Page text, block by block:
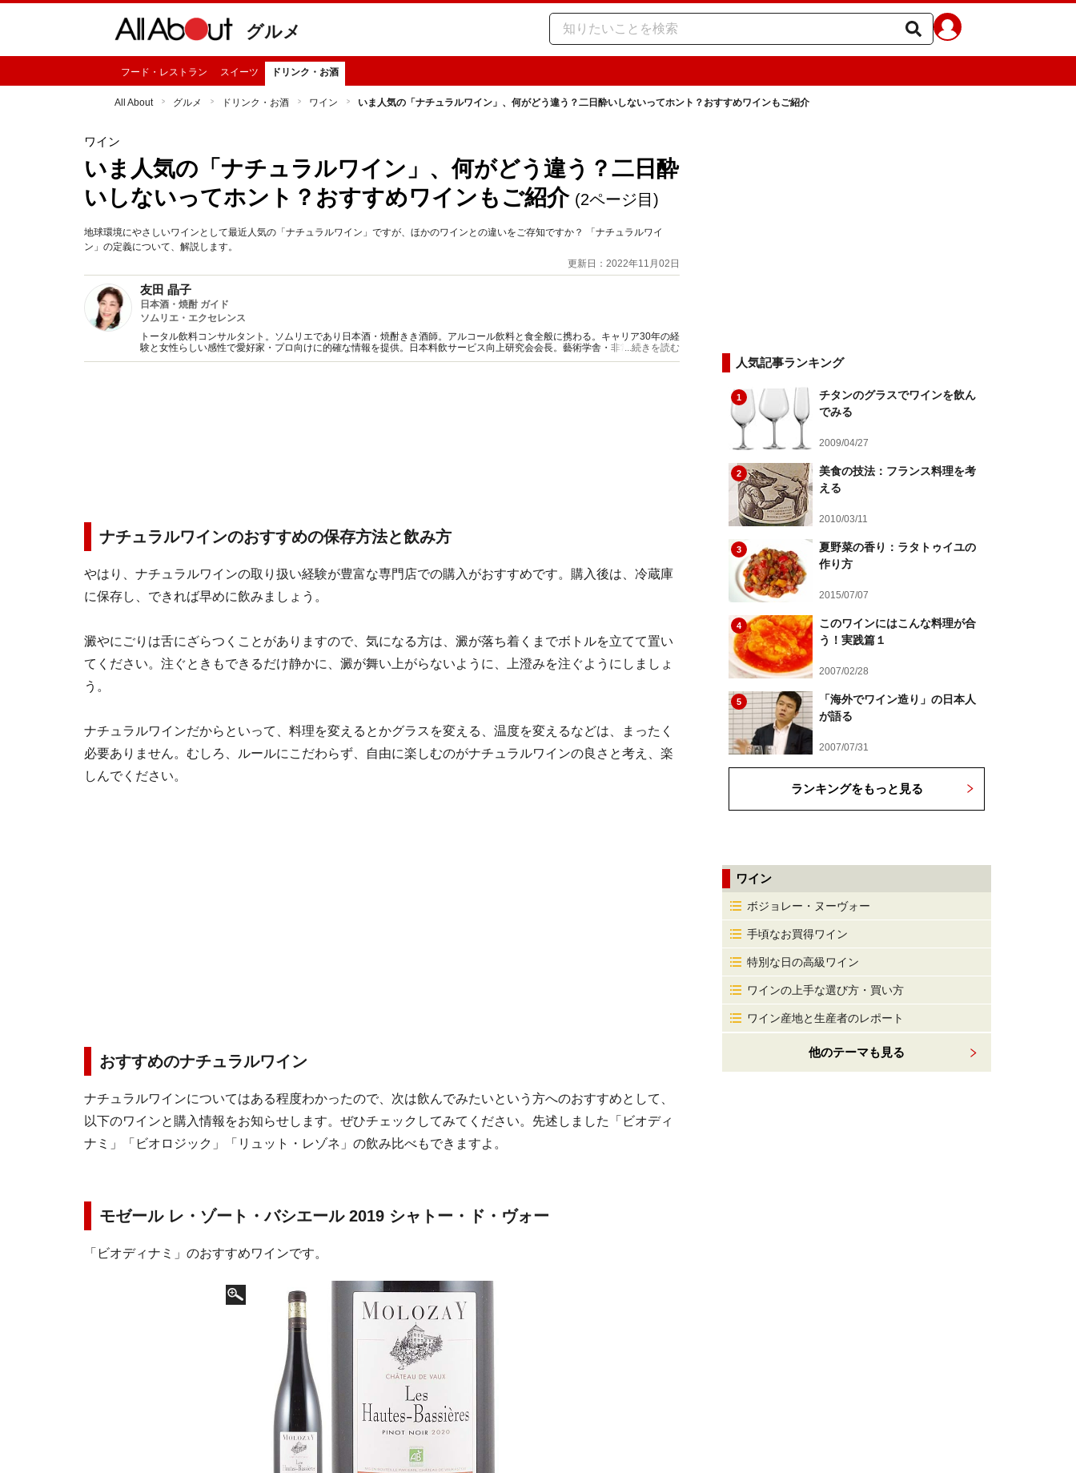
グルメ
フード・レストラン スイーツ ドリンク・お酒
All About グルメ ドリンク・お酒 ワイン いま人気の「ナチュラルワイン」、何がどう違う？二日酔いしないってホント？おすすめワインもご紹介
ワイン
いま人気の「ナチュラルワイン」、何がどう違う？二日酔
いしないってホント？おすすめワインもご紹介 (2ページ目)
地球環境にやさしいワインとして最近人気の「ナチュラルワイン」ですが、ほかのワインとの違いをご存知ですか？ 「ナチュラルワイ
ン」の定義について、解説します。
更新日：2022年11月02日
友田 晶子
日本酒・焼酎 ガイド
ソムリエ・エクセレンス
トータル飲料コンサルタント。ソムリエであり日本酒・焼酎きき酒師。アルコール飲料と食全般に携わる。キャリア30年の経
験と女性らしい感性で愛好家・プロ向けに的確な情報を提供。日本料飲サービス向上研究会会長。藝術学舎・非常勤講師。著
書多数。（一社）日本のSAKEとWINEを愛する女性の会（SAKE女の会）代表理事。
...続きを読む
ナチュラルワインのおすすめの保存方法と飲み方
やはり、ナチュラルワインの取り扱い経験が豊富な専門店での購入がおすすめです。購入後は、冷蔵庫
に保存し、できれば早めに飲みましょう。
澱やにごりは舌にざらつくことがありますので、気になる方は、澱が落ち着くまでボトルを立てて置い
てください。注ぐときもできるだけ静かに、澱が舞い上がらないように、上澄みを注ぐようにしましょ
う。
ナチュラルワインだからといって、料理を変えるとかグラスを変える、温度を変えるなどは、まったく
必要ありません。むしろ、ルールにこだわらず、自由に楽しむのがナチュラルワインの良さと考え、楽
しんでください。
おすすめのナチュラルワイン
ナチュラルワインについてはある程度わかったので、次は飲んでみたいという方へのおすすめとして、
以下のワインと購入情報をお知らせします。ぜひチェックしてみてください。先述しました「ビオディ
ナミ」「ビオロジック」「リュット・レゾネ」の飲み比べもできますよ。
モゼール レ・ゾート・バシエール 2019 シャトー・ド・ヴォー
「ビオディナミ」のおすすめワインです。
人気記事ランキング
1
チタンのグラスでワインを飲ん
でみる
2009/04/27
2
美食の技法：フランス料理を考
える
2010/03/11
3
夏野菜の香り：ラタトゥイユの
作り方
2015/07/07
4
このワインにはこんな料理が合
う！実践篇１
2007/02/28
5
「海外でワイン造り」の日本人
が語る
2007/07/31
ランキングをもっと見る
ワイン
ボジョレー・ヌーヴォー
手頃なお買得ワイン
特別な日の高級ワイン
ワインの上手な選び方・買い方
ワイン産地と生産者のレポート
他のテーマも見る